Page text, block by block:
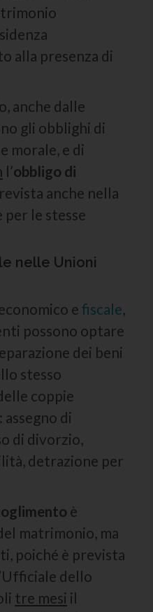
alla presenza di
anche dalle
gli obblighi di
morale, e di
l’obbligo di
anche nella
le stesse
nelle Unioni
e fiscale,
possono optare
dei beni
stesso
coppie
assegno di
di divorzio,
detrazione per
è
matrimonio, ma
poiché è prevista
dello
tre mesi il